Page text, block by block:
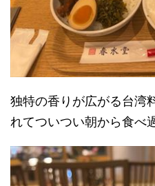
独特の香りが広がる台湾
れてついつい朝から食べ